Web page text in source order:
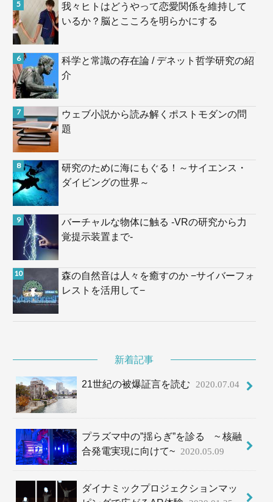
我々ヒトはどうやって恋愛関係を維持して
いるか？脳とこころを明らかにする
科学と常識の存在論 / デネット哲学研究の紹
介
ウェブ小説から読み解くポストモダンの問
題
研究のために海にもぐる！～サイエンス・
ダイビングの世界～
バーチャルな物体に触る -VRの研究から力
覚提示装置まで-
森の自然音は人々を癒すのか −サイバーフォ
レストを活用して−
新着記事
21世紀の被爆証言を読む 2020.07.04
プラズマ中の”揺らぎ”を診る ~ 核融
合発電実現に向けて~
2020.05.09
ダイナミックプロジェクションマッ